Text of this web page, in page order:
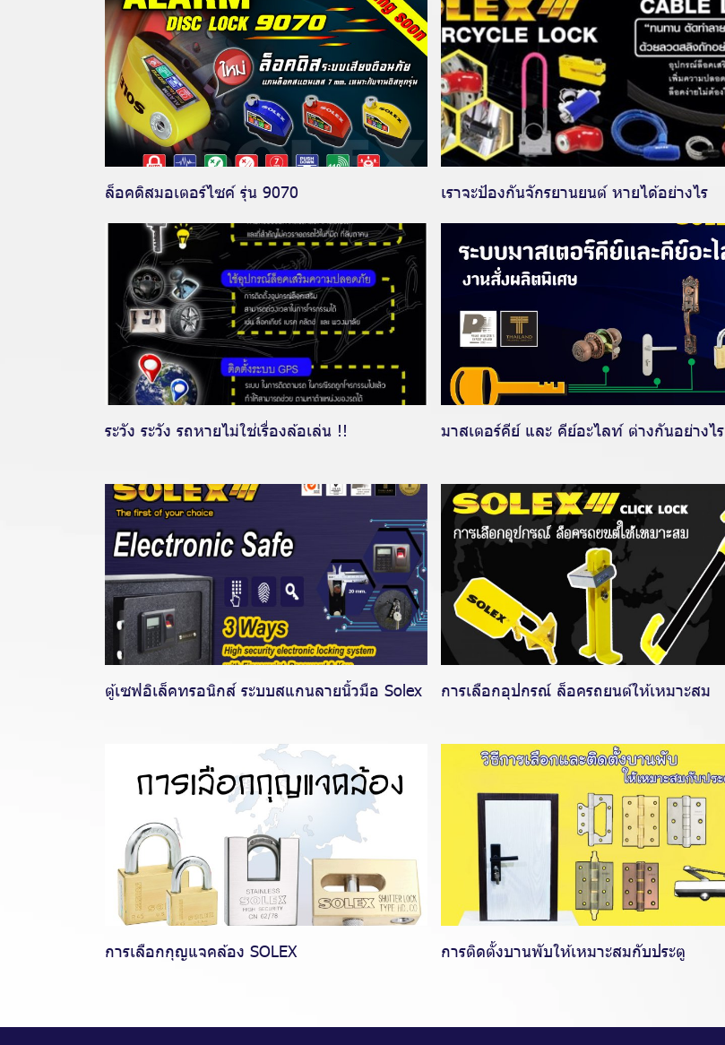
ล็อคดิสมอเตอร์ไซค์ รุ่น 9070 เราจะป้องกันจักรยานยนต์ หายได้อย่างไร
ระวัง ระวัง รถหายไม่ใช่เรื่องล้อเล่น !! มาสเตอร์คีย์ และ คีย์อะไลท์ ต่างกันอย่างไร
ตู้เซฟอิเล็คทรอนิกส์ ระบบสแกนลายนิ้วมือ Solex การเลือกอุปกรณ์ ล็อครถยนต์ให้เหมาะสม
การเลือกกุญแจคล้อง SOLEX การติดตั้งบานพับให้เหมาะสมกับประตู